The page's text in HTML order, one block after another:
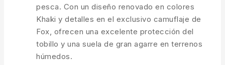
pesca. Con un diseño renovado en colores
Khaki y detalles en el exclusivo camuflaje de
Fox, ofrecen una excelente protección del
tobillo y una suela de gran agarre en terrenos
húmedos.